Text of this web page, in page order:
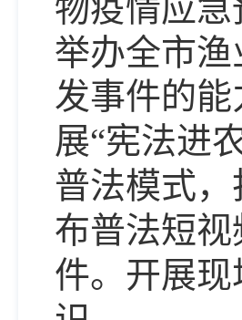
物疫情应
举办全市
发事件的
展“宪法进
普法模式，
布普法短
件。开展